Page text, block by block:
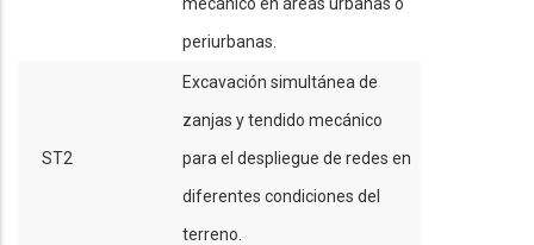
periurbanas.
ST2
Excavación simultánea de
zanjas y tendido mecánico
para el despliegue de redes en
diferentes condiciones del
terreno.